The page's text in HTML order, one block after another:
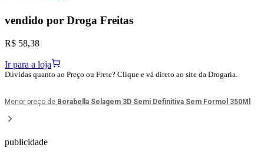
vendido por Droga Freitas
R$ 58,38
Ir para a loja
Dúvidas quanto ao Preço ou Frete? Clique e vá direto ao site da Drogaria.
Menor preço de Borabella Selagem 3D Semi Definitiva Sem Formol 350Ml
publicidade